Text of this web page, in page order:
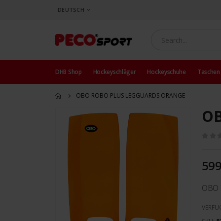
SPRACHE
DEUTSCH
DHB Shop Hockeyschläger Hockeyschuhe Taschen
OBO ROBO PLUS LEGGUARDS ORANGE
Ende